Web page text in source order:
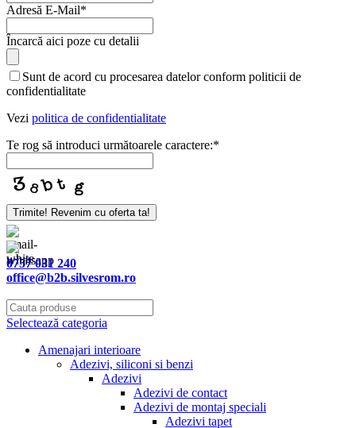
Adresă E-Mail*
Încarcă aici poze cu detalii
Sunt de acord cu procesarea datelor conform politicii de
confidentialitate
Vezi politica de confidentialitate
Te rog să introduci următoarele caractere:*
Trimite! Revenim cu oferta ta!
Business
Email
0757 031 240
office@b2b.silvesrom.ro
Selectează categoria
Amenajari interioare
Adezivi, siliconi si benzi
Adezivi
Adezivi de contact
Adezivi de montaj speciali
Adezivi tapet